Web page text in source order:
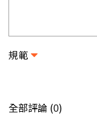
規範
全部評論 (0)